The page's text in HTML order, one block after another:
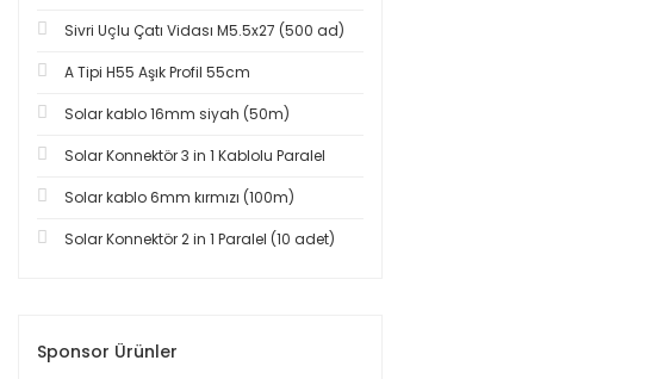
Sivri Uçlu Çatı Vidası M5.5x27 (500 ad)
A Tipi H55 Aşık Profil 55cm
Solar kablo 16mm siyah (50m)
Solar Konnektör 3 in 1 Kablolu Paralel
Solar kablo 6mm kırmızı (100m)
Solar Konnektör 2 in 1 Paralel (10 adet)
Sponsor Ürünler